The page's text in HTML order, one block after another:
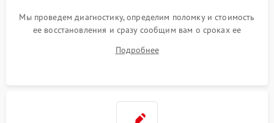
Мы проведем диагностику, определим поломку и стоимость
ее восстановления и сразу сообщим вам о сроках ее
Подробнее